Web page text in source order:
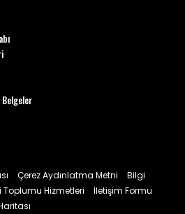
Belgeler
Çerez Aydınlatma Metni
Bilgi
Toplumu Hizmetleri
İletişim Formu